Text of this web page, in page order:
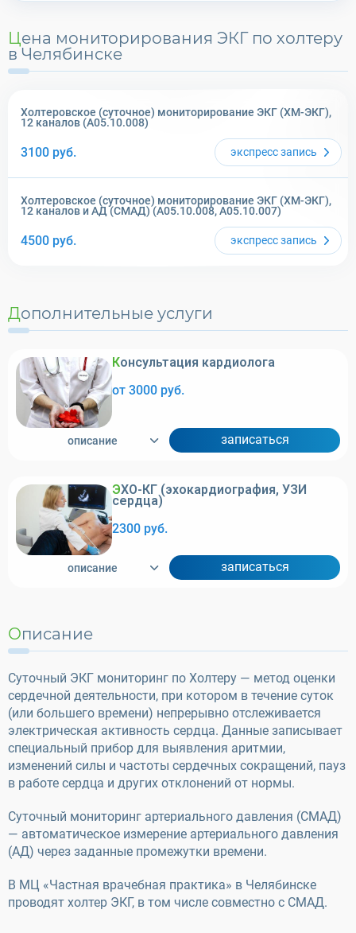
Цена мониторирования ЭКГ по холтеру
в Челябинске
Холтеровское (суточное) мониторирование ЭКГ (ХМ-ЭКГ),
12 каналов (А05.10.008)
3100 руб. экспрессзапись
Холтеровское (суточное) мониторирование ЭКГ (ХМ-ЭКГ),
12 каналов и АД (СМАД) (А05.10.008, А05.10.007)
4500 руб. экспрессзапись
Дополнительные услуги
Консультация кардиолога
от 3000 руб.
описание записаться
ЭХО-КГ (эхокардиография, УЗИ
сердца)
2300 руб.
описание записаться
Описание
Суточный ЭКГ мониторинг по Холтеру — метод оценки
сердечной деятельности, при котором в течение суток
(или большего времени) непрерывно отслеживается
электрическая активность сердца. Данные записывает
специальный прибор для выявления аритмии,
изменений силы и частоты сердечных сокращений, пауз
в работе сердца и других отклонений от нормы.
Суточный мониторинг артериального давления (СМАД)
— автоматическое измерение артериального давления
(АД) через заданные промежутки времени.
В МЦ «Частная врачебная практика» в Челябинске
проводят холтер ЭКГ, в том числе совместно с СМАД.